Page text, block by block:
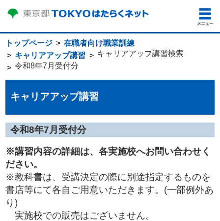
トップページ
在職者向け職業訓練
キャリアアップ講習
キャリアアップ講習検索
令和8年7月受付分
キャリアアップ講習
令和8年7月受付分
※講習内容の詳細は、各実施校へお問い合わせく
ださい。
※教科書は、受講決定の際に別途指定するものを
書店等にて各自ご用意いただきます。(一部例外あ
り)
実施校での販売はございません。